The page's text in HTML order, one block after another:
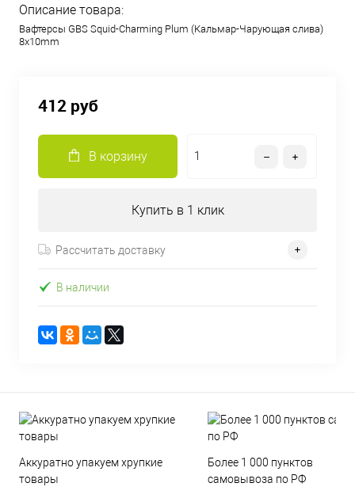
Описание товара:
Вафтерсы GBS Squid-Charming Plum (Кальмар-Чарующая слива)
8x10mm
412 руб
В корзину
Купить в 1 клик
Рассчитать доставку
В наличии
Аккуратно упакуем хрупкие
товары
Более 1 000 пунктов
самовывоза по РФ